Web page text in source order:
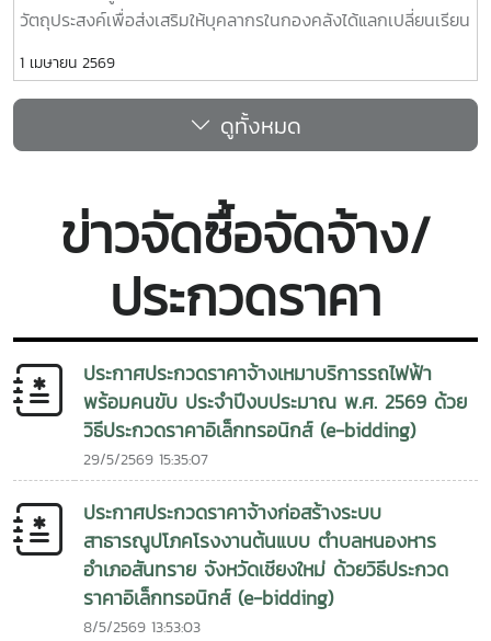
วัตถุประสงค์เพื่อส่งเสริมให้บุคลากรในกองคลังได้แลกเปลี่ยนเรียน
ศักยภาพบุคลากรและเพิ่มประสิทธิภาพการปฏิบัติงานของกอง
คลัง ตลอดจนร่วมกันสร้างแนวทางหรือองค์ความรู้ที่สามารถนำไป
ประยุกต์ใช้ในการพัฒนางานและการให้บริการแก่หน่วยงานภายใน
มหาวิทยาลัยให้มีประสิทธิภาพยิ่งขึ้น ณ ห้องประชุมรวงผึ้ง (สนม.
1 เมษายน 2569
ดูทั้งหมด
ข่าวจัดซื้อจัดจ้าง/
ประกวดราคา
ประกาศประกวดราคาจ้างเหมาบริการรถไฟฟ้า
พร้อมคนขับ ประจำปีงบประมาณ พ.ศ. 2569 ด้วย
วิธีประกวดราคาอิเล็กทรอนิกส์ (e-bidding)
29/5/2569 15:35:07
ประกาศประกวดราคาจ้างก่อสร้างระบบ
สาธารณูปโภคโรงงานต้นแบบ ตำบลหนองหาร
อำเภอสันทราย จังหวัดเชียงใหม่ ด้วยวิธีประกวด
ราคาอิเล็กทรอนิกส์ (e-bidding)
8/5/2569 13:53:03